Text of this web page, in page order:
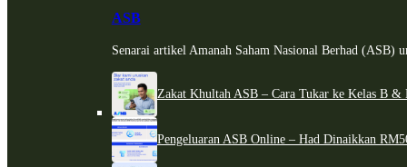
ASB
Senarai artikel Amanah Saham Nasional Berhad (ASB)
Zakat Khultah ASB – Cara Tukar ke Kelas B &
Pengeluaran ASB Online – Had Dinaikkan